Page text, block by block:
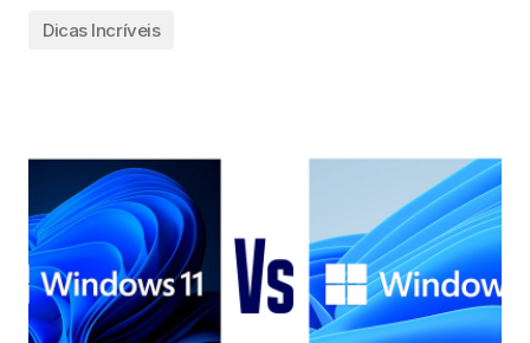
Dicas Incríveis